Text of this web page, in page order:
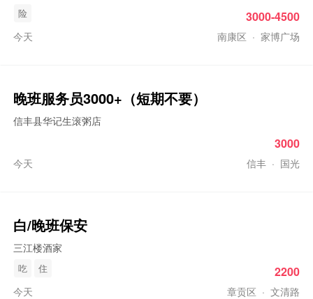
险
今天 南康区 · 家博广场
3000-4500
晚班服务员3000+（短期不要）
信丰县华记生滚粥店
今天 信丰 · 国光
3000
白/晚班保安
三江楼酒家
吃 住
今天 章贡区 · 文清路
2200